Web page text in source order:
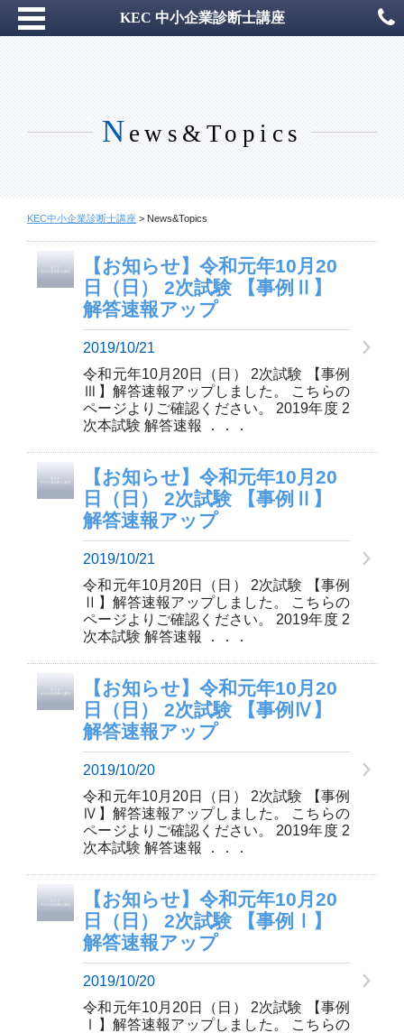
N ews&Topics
KEC中小企業診断士講座 > News&Topics
【お知らせ】令和元年10月20
日（日） 2次試験 【事例Ⅱ】
解答速報アップ
2019/10/21
令和元年10月20日（日） 2次試験 【事例
Ⅲ】解答速報アップしました。 こちらの
ページよりご確認ください。 2019年度 2
次本試験 解答速報 ．．．
【お知らせ】令和元年10月20
日（日） 2次試験 【事例Ⅱ】
解答速報アップ
2019/10/21
令和元年10月20日（日） 2次試験 【事例
Ⅱ】解答速報アップしました。 こちらの
ページよりご確認ください。 2019年度 2
次本試験 解答速報 ．．．
【お知らせ】令和元年10月20
日（日） 2次試験 【事例Ⅳ】
解答速報アップ
2019/10/20
令和元年10月20日（日） 2次試験 【事例
Ⅳ】解答速報アップしました。 こちらの
ページよりご確認ください。 2019年度 2
次本試験 解答速報 ．．．
【お知らせ】令和元年10月20
日（日） 2次試験 【事例Ⅰ】
解答速報アップ
2019/10/20
令和元年10月20日（日） 2次試験 【事例
Ⅰ】解答速報アップしました。 こちらの
KEC 中小企業診断士講座